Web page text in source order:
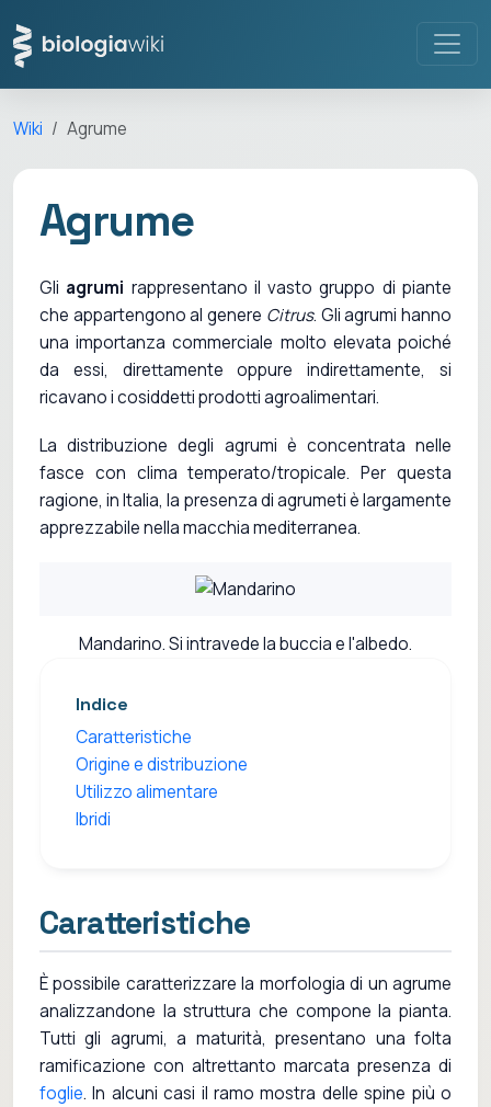
Wiki Agrume
Agrume
Gli agrumi rappresentano il vasto gruppo di piante
che appartengono al genere Citrus. Gli agrumi hanno
una importanza commerciale molto elevata poiché
da essi, direttamente oppure indirettamente, si
ricavano i cosiddetti prodotti agroalimentari.
La distribuzione degli agrumi è concentrata nelle
fasce con clima temperato/tropicale. Per questa
ragione, in Italia, la presenza di agrumeti è largamente
apprezzabile nella macchia mediterranea.
Mandarino. Si intravede la buccia e l'albedo.
Indice
Caratteristiche
Origine e distribuzione
Utilizzo alimentare
Ibridi
Caratteristiche
È possibile caratterizzare la morfologia di un agrume
analizzandone la struttura che compone la pianta.
Tutti gli agrumi, a maturità, presentano una folta
ramificazione con altrettanto marcata presenza di
foglie. In alcuni casi il ramo mostra delle spine più o